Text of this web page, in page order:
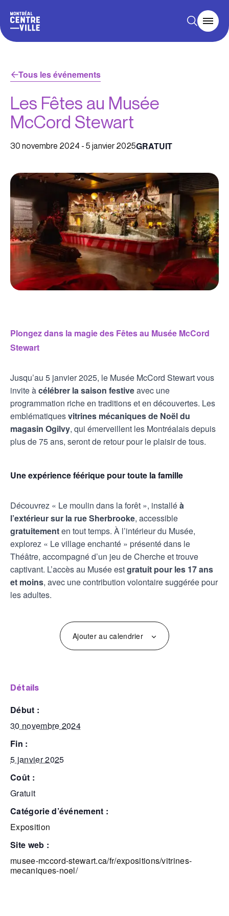
Tous les événements
Les Fêtes au Musée
McCord Stewart
30 novembre 2024 - 5 janvier 2025GRATUIT
Plongez dans la magie des Fêtes au Musée McCord
Stewart
Jusqu’au 5 janvier 2025, le Musée McCord Stewart vous
invite àcélébrer la saison festiveavec une
programmation riche en traditions et en découvertes. Les
emblématiquesvitrines mécaniques de Noël du
magasin Ogilvy, qui émerveillent les Montréalais depuis
plus de 75 ans, seront de retour pour le plaisir de tous.
Une expérience féérique pour toute la famille
Découvrez « Le moulin dans la forêt », installéà
l’extérieur sur la rue Sherbrooke, accessible
gratuitementen tout temps. À l’intérieur du Musée,
explorez « Le village enchanté » présenté dans le
Théâtre, accompagné d’un jeu de Cherche et trouve
captivant. L’accès au Musée estgratuit pour les 17 ans
et moins, avec une contribution volontaire suggérée pour
les adultes.
Ajouter au calendrier
détails
début :
30 novembre 2024
fin :
5 janvier 2025
coût :
Gratuit
catégorie d’événement :
Exposition
site web :
musee-mccord-stewart.ca/fr/expositions/vitrines-
mecaniques-noel/